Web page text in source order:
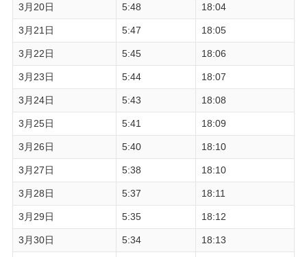
3月20日 5:48 18:04
3月21日 5:47 18:05
3月22日 5:45 18:06
3月23日 5:44 18:07
3月24日 5:43 18:08
3月25日 5:41 18:09
3月26日 5:40 18:10
3月27日 5:38 18:10
3月28日 5:37 18:11
3月29日 5:35 18:12
3月30日 5:34 18:13